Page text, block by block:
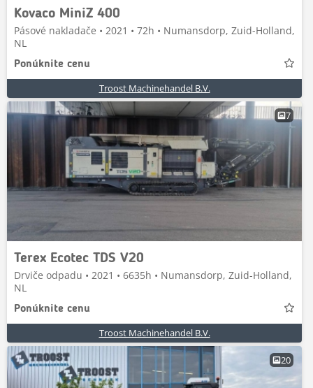
Kovaco MiniZ 400
Pásové nakladače • 2021 • 72h • Numansdorp, Zuid-Holland,
NL
Ponúknite cenu
Troost Machinehandel B.V.
7
Terex Ecotec TDS V20
Drviče odpadu • 2021 • 6635h • Numansdorp, Zuid-Holland,
NL
Ponúknite cenu
Troost Machinehandel B.V.
20